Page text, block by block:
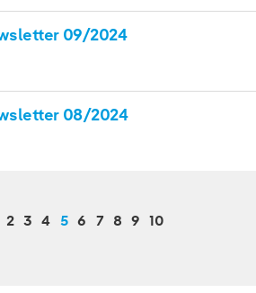
09/2024
08/2024
2 3 4 5 6 7 8 9 10